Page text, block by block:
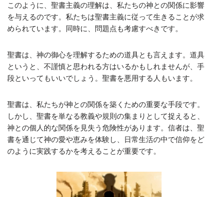
このように、聖書主義の理解は、私たちの神との関係に影響
を与えるのです。私たちは聖書主義に従って生きることが求
められています。同時に、問題点も考慮すべきです。
聖書は、神の御心を理解するための道具とも言えます。道具
というと、不謹慎と思われる方はいるかもしれませんが、手
段といってもいいでしょう。聖書を悪用する人もいます。
聖書は、私たちが神との関係を築くための重要な手段です。
しかし、聖書を単なる教義や規則の集まりとして捉えると、
神との個人的な関係を見失う危険性があります。信者は、聖
書を通じて神の愛や恵みを体験し、日常生活の中で信仰をど
のように実践するかを考えることが重要です。